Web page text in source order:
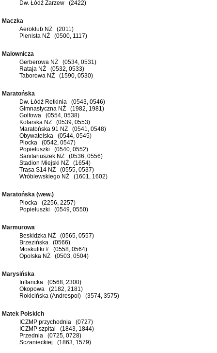
Dw. Łódź Zarzew (2422)
Maczka
Aeroklub NŻ (2011)
Pienista NŻ (0500, 1117)
Malownicza
Gerberowa NŻ (0534, 0531)
Rataja NŻ (0532, 0533)
Taborowa NŻ (1590, 0530)
Maratońska
Dw. Łódź Retkinia (0543, 0546)
Gimnastyczna NŻ (1982, 1981)
Golfowa (0554, 0538)
Kolarska NŻ (0539, 0553)
Maratońska 91 NŻ (0541, 0548)
Obywatelska (0544, 0545)
Plocka (0542, 0547)
Popiełuszki (0540, 0552)
Sanitariuszek NŻ (0536, 0556)
Stadion Miejski NŻ (1654)
Trasa S14 NŻ (0555, 0537)
Wróblewskiego NŻ (1601, 1602)
Maratońska (wew.)
Plocka (2256, 2257)
Popiełuszki (0549, 0550)
Marmurowa
Beskidzka NŻ (0565, 0557)
Brzezińska (0566)
Moskuliki # (0558, 0564)
Opolska NŻ (0503, 0504)
Marysińska
Inflancka (0568, 2300)
Okopowa (2182, 2181)
Rokicińska (Andrespol) (3574, 3575)
Matek Polskich
ICZMP przychodnia (0727)
ICZMP szpital (1843, 1844)
Przednia (0725, 0728)
Sczanieckiej (1863, 1579)